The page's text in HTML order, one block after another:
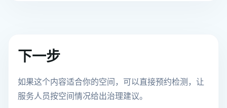
下一步
如果这个内容适合你的空间，可以直接预约检测，让
服务人员按空间情况给出治理建议。